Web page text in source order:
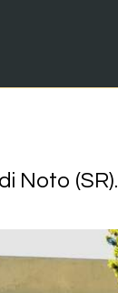
Noto (SR).